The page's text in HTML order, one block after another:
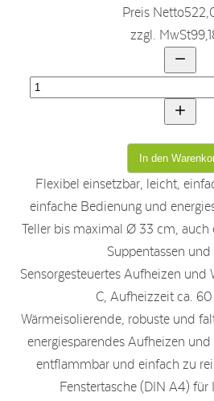
Preis Netto
zzgl. MwSt
Flexibel einsetzbar, leicht,
einfache Bedienung und
Teller bis maximal Ø 33 cm, auch
Suppentassen und
Sensorgesteuertes Aufheizen und
C, Aufheizzeit ca.
Wärmeisolierende, robuste und
energiesparendes Aufheizen
entflammbar und einfach zu
Fenstertasche (DIN A4)